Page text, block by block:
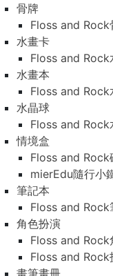
骨牌
Floss and Rock
水畫卡
Floss and Rock
水畫本
Floss and Rock
水晶球
Floss and Rock
情境盒
Floss and Rock
mierEdu隨行小
筆記本
Floss and Rock
角色扮演
Floss and Rock
Floss and Rock
畫筆畫冊